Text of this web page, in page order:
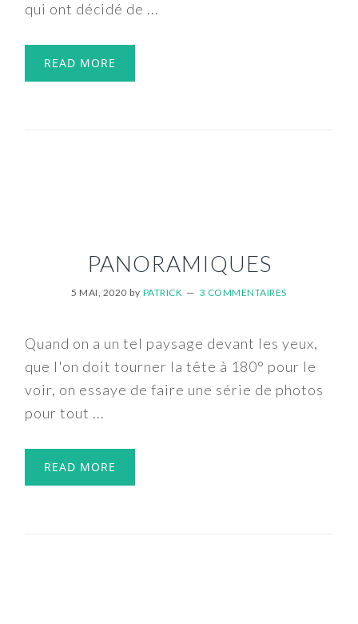
qui ont décidé de ...
READ MORE
PANORAMIQUES
5 MAI, 2020 by PATRICK 3 COMMENTAIRES
Quand on a un tel paysage devant les yeux,
que l'on doit tourner la tête à 180° pour le
voir, on essaye de faire une série de photos
pour tout ...
READ MORE